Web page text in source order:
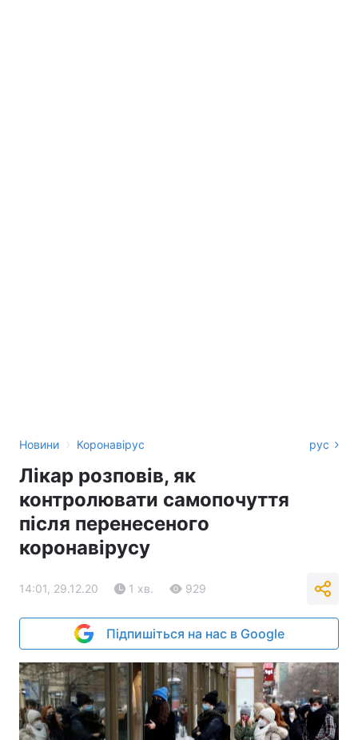
Новини › Коронавірус рус
Лікар розповів, як
контролювати самопочуття
після перенесеного
коронавірусу
14:01, 29.12.20 1 хв. 929
Підпишіться на нас в Google